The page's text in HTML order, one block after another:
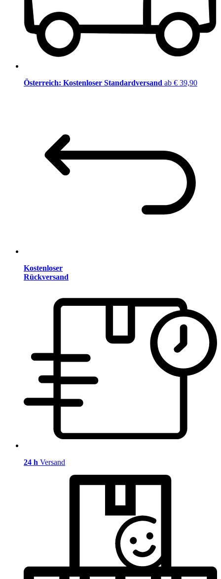
Österreich: Kostenloser Standardversand ab € 39,90
Kostenloser
Rückversand
24 h Versand